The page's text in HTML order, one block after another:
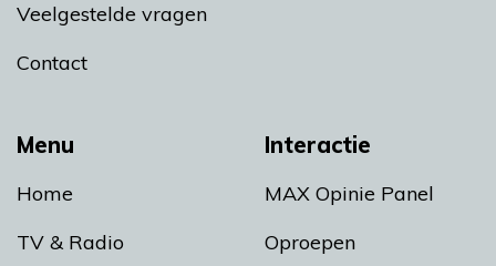
Menu
Home
TV & Radio
Interactie
MAX Opinie Panel
Oproepen
Veelgestelde vragen
Contact